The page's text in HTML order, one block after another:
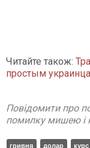
Читайте також:
простым
Повідомити про
помилку мишею і
гривня долар